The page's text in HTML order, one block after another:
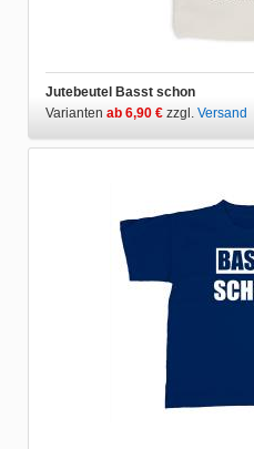
Jutebeutel Basst schon
Varianten ab 6,90 € zzgl. Versand